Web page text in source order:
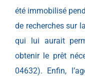
été immobilisé
de recherches sur
qui lui aurait
obtenir le prêt
04632). Enfin,